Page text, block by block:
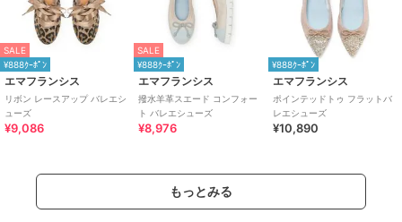
SALE
¥888ｸｰﾎﾟﾝ
エマフランシス
リボン レースアップ バレエシ
ューズ
¥9,086
SALE
¥888ｸｰﾎﾟﾝ
エマフランシス
撥水羊革スエード コンフォー
ト バレエシューズ
¥8,976
¥888ｸｰﾎﾟﾝ
エマフランシス
ポインテッドトゥ フラットバ
レエシューズ
¥10,890
もっとみる